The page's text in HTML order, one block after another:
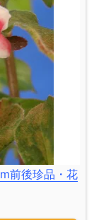
前後珍品・花